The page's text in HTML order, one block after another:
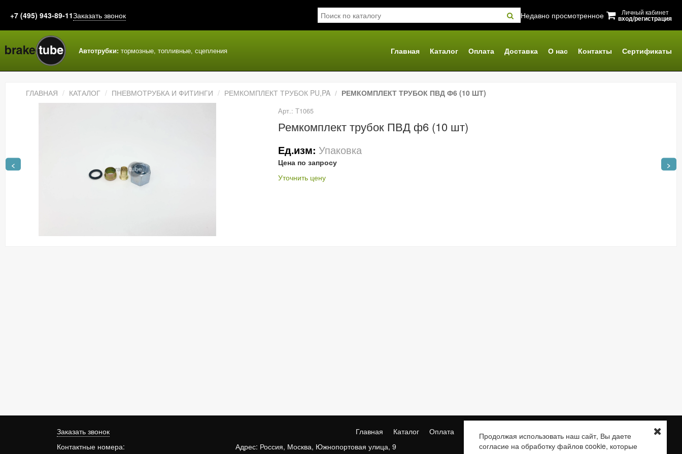
+7 (495) 943-89-11Заказать звонок Недавно просмотренное Личный кабинет
вход/регистрация
Автотрубки: тормозные, топливные, сцепления Главная Каталог Оплата Доставка О нас Контакты Сертификаты
< >
ГЛАВНАЯ КАТАЛОГ ПНЕВМОТРУБКА И ФИТИНГИ РЕМКОМПЛЕКТ ТРУБОК PU,PA РЕМКОМПЛЕКТ ТРУБОК ПВД Ф6 (10 ШТ)
Арт.: Т1065
Ремкомплект трубок ПВД ф6 (10 шт)
Ед.изм: Упаковка
Цена по запросу
Уточнить цену
Заказать звонок Главная Каталог Оплата Доставка
Сертификаты
Контактные номера:
Адрес: Россия, Москва, Южнопортовая улица, 9
E-mail:braketube.info@braketube.ru
Продолжая использовать наш сайт, Вы даете
согласие на обработку файлов cookie, которые